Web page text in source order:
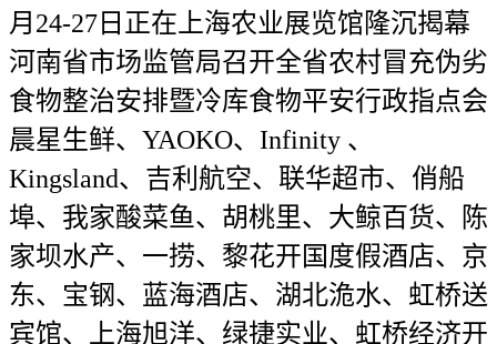
月24-27日正在上海农业展览馆隆沉揭幕
河南省市场监管局召开全省农村冒充伪劣
食物整治安排暨冷库食物平安行政指点会
晨星生鲜、YAOKO、Infinity 、
Kingsland、吉利航空、联华超市、俏船
埠、我家酸菜鱼、胡桃里、大鲸百货、陈
家坝水产、一捞、黎花开国度假酒店、京
东、宝钢、蓝海酒店、湖北洈水、虹桥送
宾馆、上海旭洋、绿捷实业、虹桥经济开